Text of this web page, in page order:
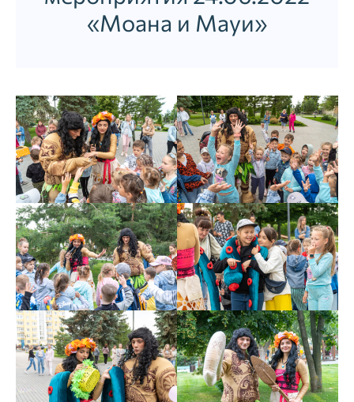
«Моана и Мауи»